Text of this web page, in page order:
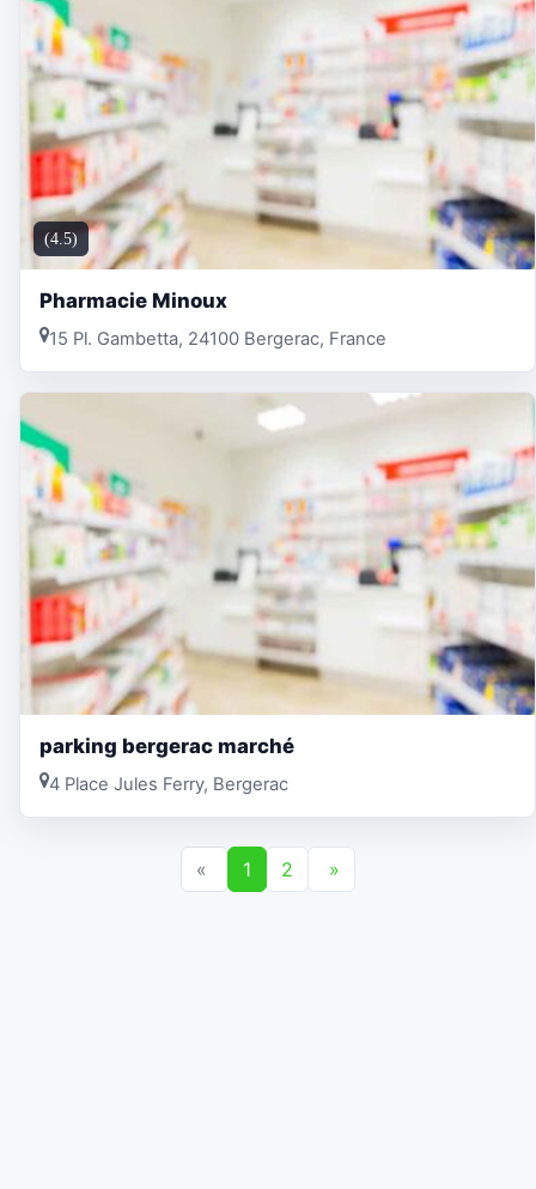
(4.5)
Pharmacie Minoux
15 Pl. Gambetta, 24100 Bergerac, France
parking bergerac marché
4 Place Jules Ferry, Bergerac
« 1 2 »